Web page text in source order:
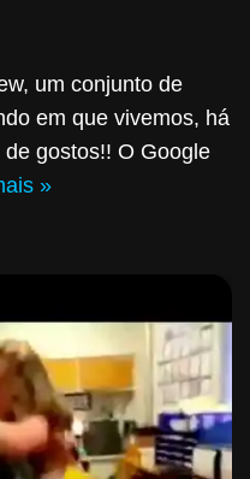
um conjunto de
em que vivemos, há
gostos!! O Google
»